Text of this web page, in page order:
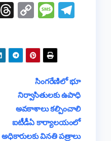
X
T
a
s
C
y
Li
n
k
M
a
g
e
a
m
సింగరేణిలో భూ
నిర్వాసితులకు ఉపాధి
అవకాశాలు కల్పించాలి
ఐటీడీఏ కార్యాలయంలో
అధికారులకు వినతి పత్రాలు